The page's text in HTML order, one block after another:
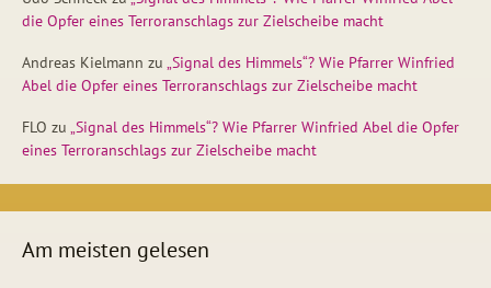
die Opfer eines Terroranschlags zur Zielscheibe macht
Andreas Kielmann zu „Signal des Himmels“? Wie Pfarrer Winfried
Abel die Opfer eines Terroranschlags zur Zielscheibe macht
FLO zu „Signal des Himmels“? Wie Pfarrer Winfried Abel die Opfer
eines Terroranschlags zur Zielscheibe macht
Am meisten gelesen